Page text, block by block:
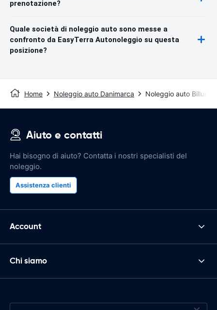
prenotazione?
Quale società di noleggio auto sono messe a
confronto da EasyTerra Autonoleggio su questa
posizione?
Home Noleggio auto Danimarca Noleggio auto Billund
Aiuto e contatti
Hai bisogno di aiuto? Contatta i nostri specialisti del
noleggio.
Assistenza clienti
Account
Chi siamo